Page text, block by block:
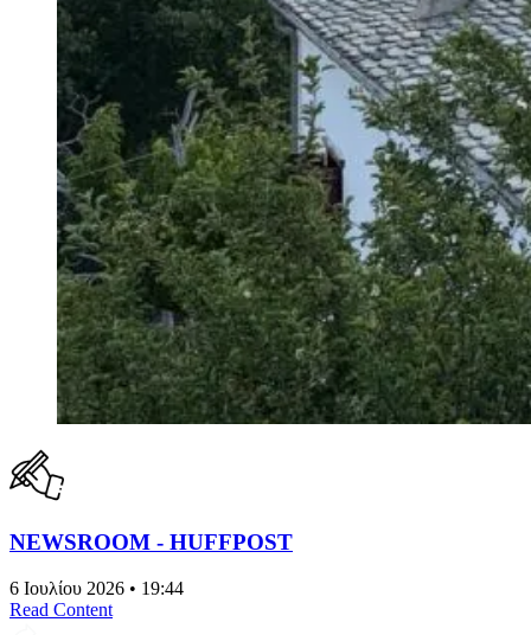
NEWSROOM - HUFFPOST
6 Ιουλίου 2026 • 19:44
Read Content